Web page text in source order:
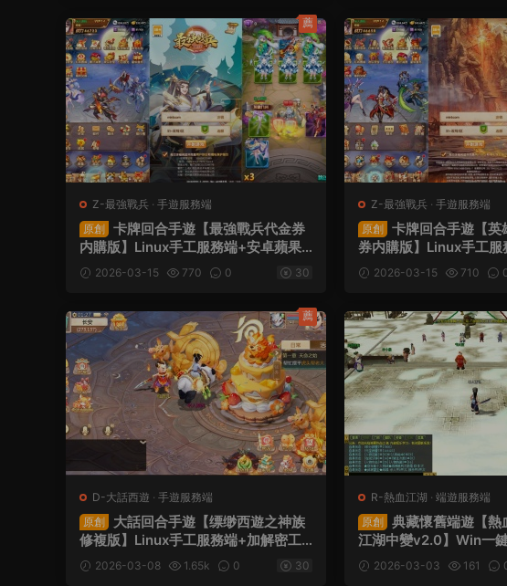
Z-最強戰兵 · 手遊服務端
原創
卡牌回合手遊【最強戰兵代金券
内購版】Linux手工服務端+安卓蘋果
雙端+管理後台+CDK授權後台+全套
源碼+視頻架設教程
2026-03-15 770 0 30
薦
Z-最強戰兵 · 手遊服務端
原創
卡牌回合手遊【英
券内購版】Linux手工服
果雙端+管理後台+CDK
套源碼+視頻架設教程
2026-03-15 710
D-大話西遊 · 手遊服務端
原創
大話回合手遊【缥缈西遊之神族
修複版】Linux手工服務端+加解密工
具+管理後台+CDK授權後台+安卓蘋
果雙端+視頻架設教程
2026-03-08 1.65k 0 30
薦
R-熱血江湖 · 端遊服務端
原創
典藏懷舊端遊【熱
江湖中變v2.0】Win一
客戶端+百寶閣+管理後
程
2026-03-03 161